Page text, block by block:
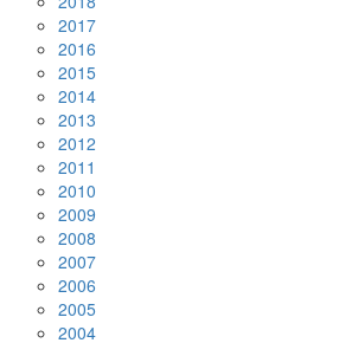
2017
2016
2015
2014
2013
2012
2011
2010
2009
2008
2007
2006
2005
2004